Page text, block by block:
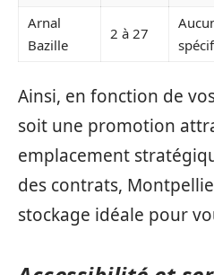
Arnal
Bazille
2 à 27
Ainsi, en fonction de
soit une promotion
emplacement
des contrats,
stockage idéale pour